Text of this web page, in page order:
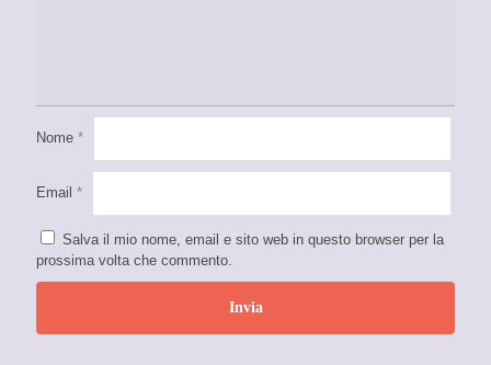
Nome *
Email *
Salva il mio nome, email e sito web in questo browser per la
prossima volta che commento.